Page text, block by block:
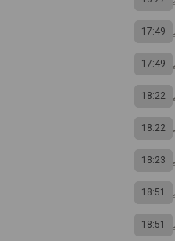
17:49
17:49
18:22
18:22
18:23
18:51
18:51